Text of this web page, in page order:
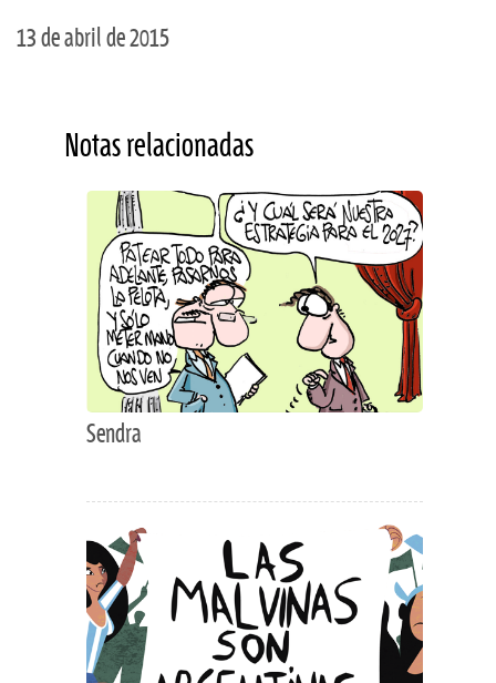
13 de abril de 2015
Notas relacionadas
Sendra